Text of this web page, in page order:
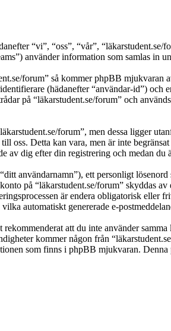
“vi”, “oss”, “vår”,
använder information som samlas in
forum” så kommer phpBB
(hädanefter “användar-id”) och
på “läkarstudent.se/forum” och
forum”, men dessa ligger
oss. Detta kan vara, men är inte
av dig efter din registrering och medan du
användarnamn”), ett personligt
på “läkarstudent.se/forum” skyddas
är endera obligatorisk
automatiskt genererade e-
att du inte använder
kommer någon från
som finns i phpBB mjukvaran.